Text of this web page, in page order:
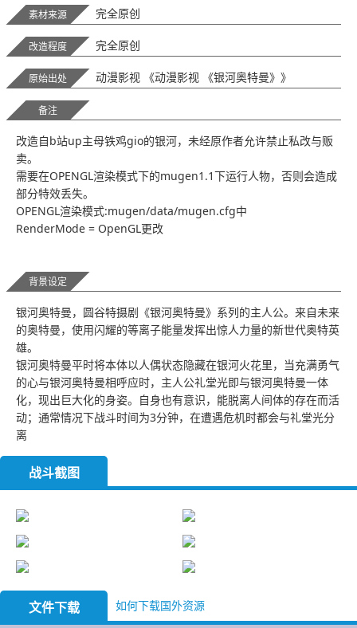
素材来源 完全原创
改造程度 完全原创
原始出处 动漫影视 《动漫影视 《银河奥特曼》》
备注
改造自b站up主母铁鸡gio的银河，未经原作者允许禁止私改与贩
卖。
需要在OPENGL渲染模式下的mugen1.1下运行人物，否则会造成
部分特效丢失。
OPENGL渲染模式:mugen/data/mugen.cfg中
RenderMode = OpenGL更改
背景设定
银河奥特曼，圆谷特摄剧《银河奥特曼》系列的主人公。来自未来
的奥特曼，使用闪耀的等离子能量发挥出惊人力量的新世代奥特英
雄。
银河奥特曼平时将本体以人偶状态隐藏在银河火花里，当充满勇气
的心与银河奥特曼相呼应时，主人公礼堂光即与银河奥特曼一体
化，现出巨大化的身姿。自身也有意识，能脱离人间体的存在而活
动；通常情况下战斗时间为3分钟，在遭遇危机时都会与礼堂光分
离
战斗截图
文件下载 如何下载国外资源